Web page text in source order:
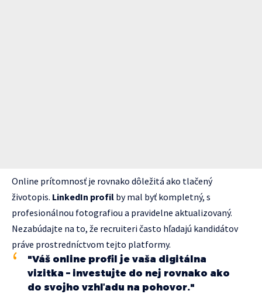
Online prítomnosť je rovnako dôležitá ako tlačený
životopis. LinkedIn profil by mal byť kompletný, s
profesionálnou fotografiou a pravidelne aktualizovaný.
Nezabúdajte na to, že recruiteri často hľadajú kandidátov
práve prostredníctvom tejto platformy.
"Váš online profil je vaša digitálna
vizitka – investujte do nej rovnako ako
do svojho vzhľadu na pohovor."